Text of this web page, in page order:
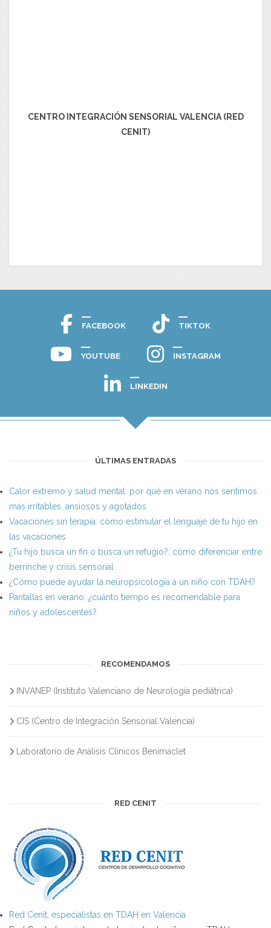
CENTRO INTEGRACIÓN SENSORIAL VALENCIA (RED
CENIT)
FACEBOOK TIKTOK
YOUTUBE INSTAGRAM
LINKEDIN
ÚLTIMAS ENTRADAS
Calor extremo y salud mental: por qué en verano nos sentimos
más irritables, ansiosos y agotados
Vacaciones sin terapia: cómo estimular el lenguaje de tu hijo en
las vacaciones
¿Tu hijo busca un fin o busca un refugio?: cómo diferenciar entre
berrinche y crisis sensorial
¿Cómo puede ayudar la neuropsicología a un niño con TDAH?
Pantallas en verano: ¿cuánto tiempo es recomendable para
niños y adolescentes?
RECOMENDAMOS
INVANEP (Instituto Valenciano de Neurología pediátrica)
CIS (Centro de Integración Sensorial Valencia)
Laboratorio de Análisis Clínicos Benimaclet
RED CENIT
Red Cenit, especialistas en TDAH en Valencia